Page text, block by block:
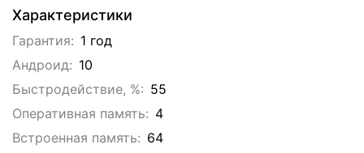
Характеристики
Гарантия: 1 год
Андроид: 10
Быстродействие, %: 55
Оперативная память: 4
Встроенная память: 64